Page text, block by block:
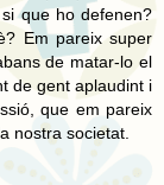
que ho defenen?
Em pareix super
de matar-lo el
de gent aplaudint i
que em pareix
nostra societat.